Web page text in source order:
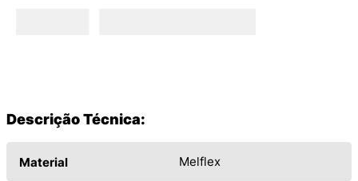
Descrição Técnica:
Material Melflex